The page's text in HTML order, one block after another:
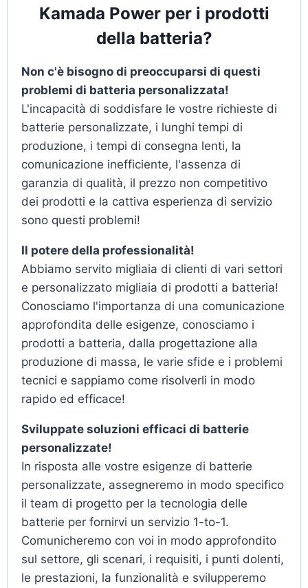
Kamada Power per i prodotti
della batteria?
Non c'è bisogno di preoccuparsi di questi
problemi di batteria personalizzata!
L'incapacità di soddisfare le vostre richieste di
batterie personalizzate, i lunghi tempi di
produzione, i tempi di consegna lenti, la
comunicazione inefficiente, l'assenza di
garanzia di qualità, il prezzo non competitivo
dei prodotti e la cattiva esperienza di servizio
sono questi problemi!
Il potere della professionalità!
Abbiamo servito migliaia di clienti di vari settori
e personalizzato migliaia di prodotti a batteria!
Conosciamo l'importanza di una comunicazione
approfondita delle esigenze, conosciamo i
prodotti a batteria, dalla progettazione alla
produzione di massa, le varie sfide e i problemi
tecnici e sappiamo come risolverli in modo
rapido ed efficace!
Sviluppate soluzioni efficaci di batterie
personalizzate!
In risposta alle vostre esigenze di batterie
personalizzate, assegneremo in modo specifico
il team di progetto per la tecnologia delle
batterie per fornirvi un servizio 1-to-1.
Comunicheremo con voi in modo approfondito
sul settore, gli scenari, i requisiti, i punti dolenti,
le prestazioni, la funzionalità e svilupperemo